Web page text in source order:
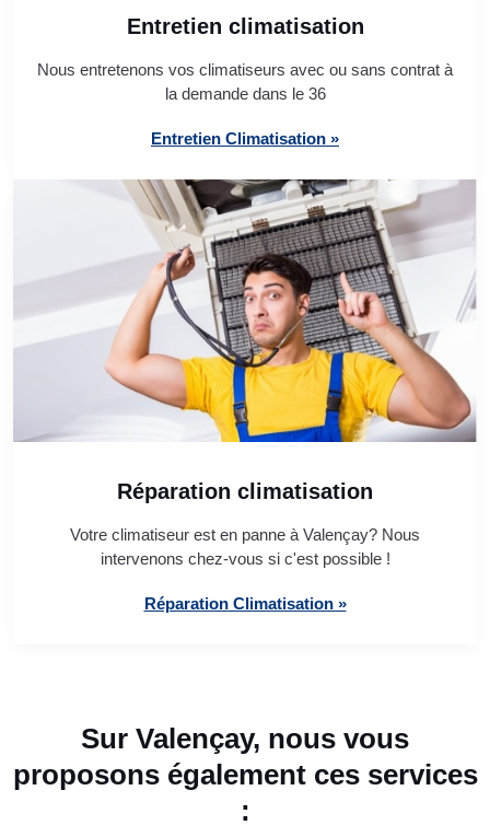
Entretien climatisation
Nous entretenons vos climatiseurs avec ou sans contrat à
la demande dans le 36
Entretien Climatisation »
Réparation climatisation
Votre climatiseur est en panne à Valençay? Nous
intervenons chez-vous si c'est possible !
Réparation Climatisation »
Sur Valençay, nous vous
proposons également ces services
: